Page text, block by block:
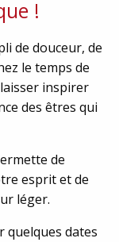
!
de douceur, de
le temps de
inspirer
des êtres qui
de
esprit et de
léger.
quelques dates